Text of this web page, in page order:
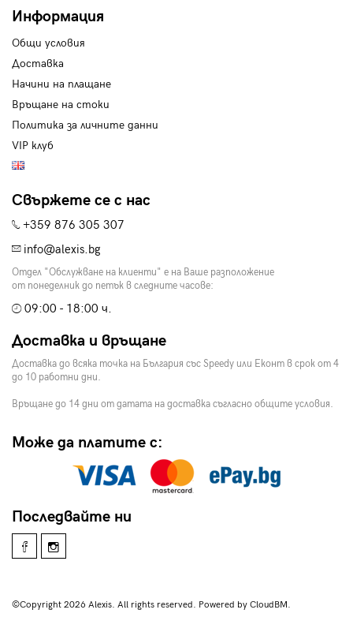
Информация
Общи условия
Доставка
Начини на плащане
Връщане на стоки
Политика за личните данни
VIP клуб
Свържете се с нас
+359 876 305 307
info@alexis.bg
Отдел "Обслужване на клиенти" е на Ваше разположение
от понеделник до петък в следните часове:
09:00 - 18:00 ч.
Доставка и връщане
Доставка до всяка точка на България със Speedy или Еконт в срок от 4
до 10 работни дни.
Връщане до 14 дни от датата на доставка съгласно общите условия.
Може да платите с:
Последвайте ни
©Copyright 2026 Alexis. All rights reserved. Powered by CloudBM.